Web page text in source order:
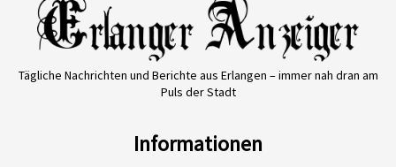
Tägliche Nachrichten und Berichte aus Erlangen – immer nah dran am
Puls der Stadt
Informationen